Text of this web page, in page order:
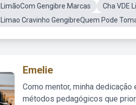
Gengibre Marcas
Cha VDE
Limao Cravinho GengibreQuem Pode
Emelie
Como mentor, minha
métodos pedagógicos que